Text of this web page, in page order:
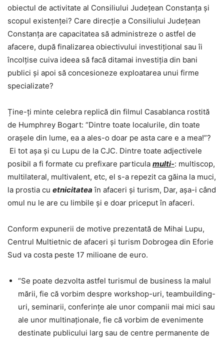
obiectul de activitate al Consiliului Județean Constanța și
scopul existenței? Care direcție a Consiliului Județean
Constanța are capacitatea să administreze o astfel de
afacere, după finalizarea obiectivului investițional sau îi
încolțise cuiva ideea să facă ditamai investiția din bani
publici și apoi să concesioneze exploatarea unui firme
specializate?
Ține-ți minte celebra replică din filmul Casablanca rostită
de Humphrey Bogart: “Dintre toate localurile, din toate
orașele din lume, ea a ales-o doar pe asta care e a mea!”?
Ei tot așa și cu Lupu de la CJC. Dintre toate adjectivele
posibil a fi formate cu prefixare particula multi-: multiscop,
multilateral, multivalent, etc, el s-a repezit ca găina la muci,
la prostia cu etnicitatea în afaceri și turism, Dar, așa-i când
omul nu le are cu limbile și e doar priceput în afaceri.
Conform expunerii de motive prezentată de Mihai Lupu,
Centrul Multietnic de afaceri și turism Dobrogea din Eforie
Sud va costa peste 17 milioane de euro.
“Se poate dezvolta astfel turismul de business la malul
mării, fie că vorbim despre workshop-uri, teambuilding-
uri, seminarii, conferințe ale unor companii mai mici sau
ale unor multinaționale, fie că vorbim de evenimente
destinate publicului larg sau de centre permanente de